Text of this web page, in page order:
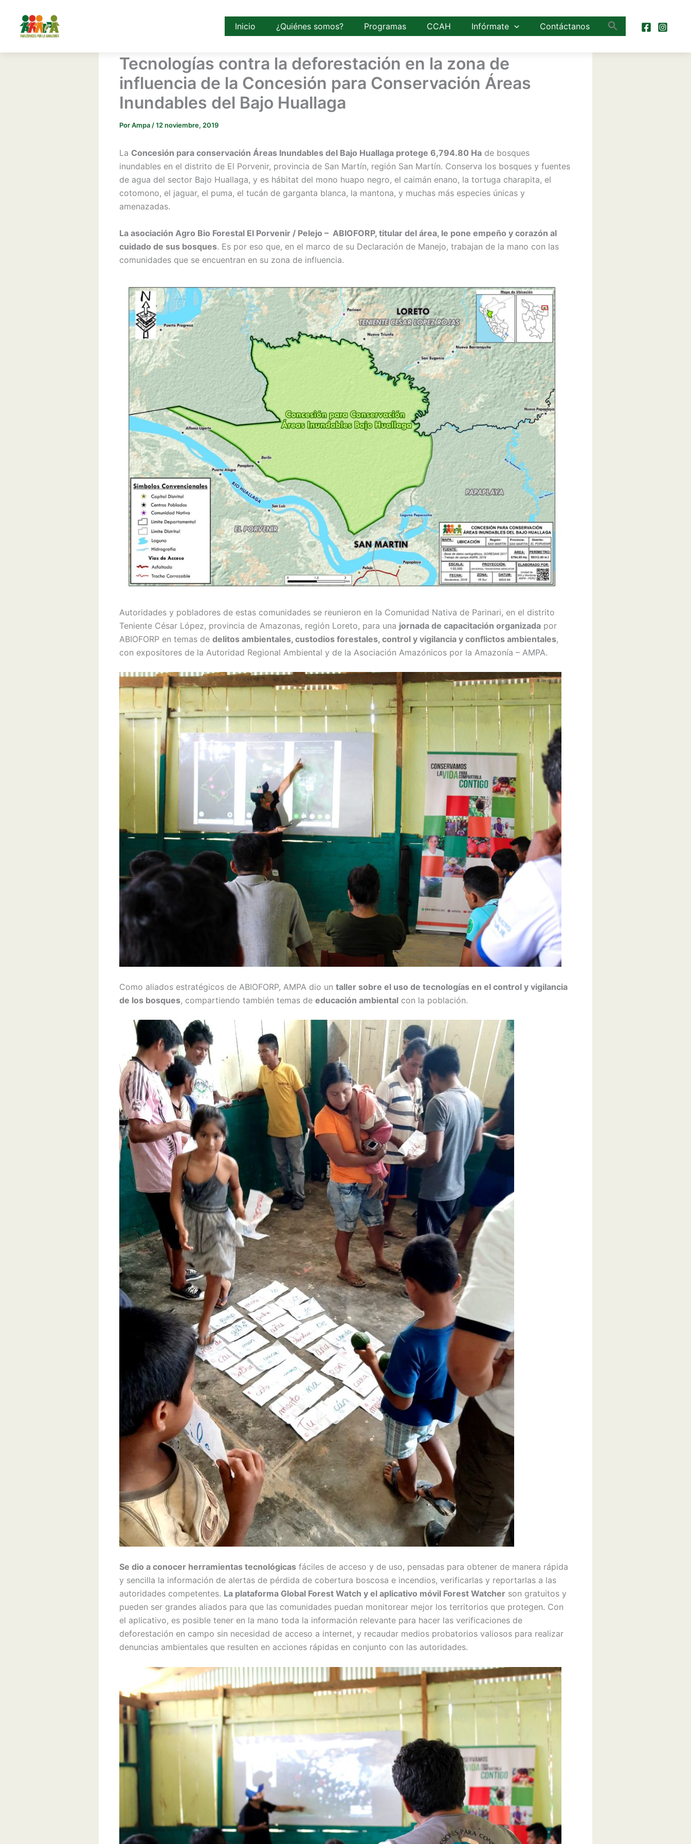
contenido
Inicio ¿Quiénes somos? Programas CCAH Infórmate Contáctanos
Tecnologías contra la deforestación en la zona de
influencia de la Concesión para Conservación Áreas
Inundables del Bajo Huallaga
PorAmpa /12 noviembre, 2019
La Concesión para conservación Áreas Inundables del Bajo Huallaga protege 6,794.80 Ha de bosques
inundables en el distrito de El Porvenir, provincia de San Martín, región San Martín. Conserva los bosques y fuentes
de agua del sector Bajo Huallaga, y es hábitat del mono huapo negro, el caimán enano, la tortuga charapita, el
cotomono, el jaguar, el puma, el tucán de garganta blanca, la mantona, y muchas más especies únicas y
amenazadas.
La asociación Agro Bio Forestal El Porvenir / Pelejo – ABIOFORP, titular del área, le pone empeño y corazón al
cuidado de sus bosques. Es por eso que, en el marco de su Declaración de Manejo, trabajan de la mano con las
comunidades que se encuentran en su zona de influencia.
Autoridades y pobladores de estas comunidades se reunieron en la Comunidad Nativa de Parinari, en el distrito
Teniente César López, provincia de Amazonas, región Loreto, para una jornada de capacitación organizada por
ABIOFORP en temas de delitos ambientales, custodios forestales, control y vigilancia y conflictos ambientales,
con expositores de la Autoridad Regional Ambiental y de la Asociación Amazónicos por la Amazonía – AMPA.
Como aliados estratégicos de ABIOFORP, AMPA dio un taller sobre el uso de tecnologías en el control y vigilancia
de los bosques, compartiendo también temas de educación ambiental con la población.
Se dio a conocer herramientas tecnológicas fáciles de acceso y de uso, pensadas para obtener de manera rápida
y sencilla la información de alertas de pérdida de cobertura boscosa e incendios, verificarlas y reportarlas a las
autoridades competentes. La plataforma Global Forest Watch y el aplicativo móvil Forest Watcher son gratuitos y
pueden ser grandes aliados para que las comunidades puedan monitorear mejor los territorios que protegen. Con
el aplicativo, es posible tener en la mano toda la información relevante para hacer las verificaciones de
deforestación en campo sin necesidad de acceso a internet, y recaudar medios probatorios valiosos para realizar
denuncias ambientales que resulten en acciones rápidas en conjunto con las autoridades.